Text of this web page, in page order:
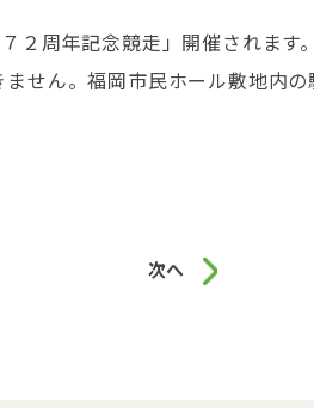
周年記念競走」開催されます。
せん。福岡市民ホール敷地内
次へ